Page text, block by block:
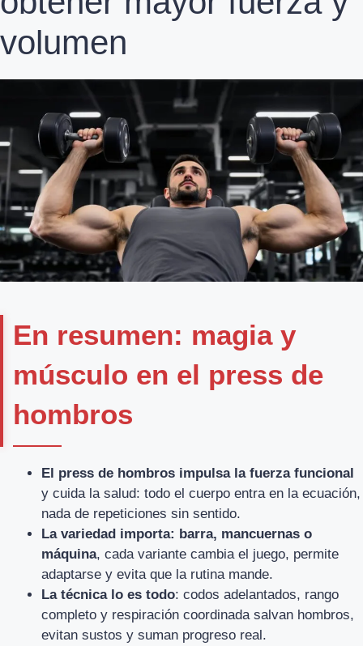
volumen
En resumen: magia y
músculo en el press de
hombros
El press de hombros impulsa la fuerza funcional
y cuida la salud: todo el cuerpo entra en la ecuación,
nada de repeticiones sin sentido.
La variedad importa: barra, mancuernas o
máquina, cada variante cambia el juego, permite
adaptarse y evita que la rutina mande.
La técnica lo es todo: codos adelantados, rango
completo y respiración coordinada salvan hombros,
evitan sustos y suman progreso real.